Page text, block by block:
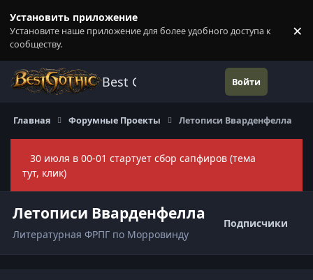
Установить приложение
Установите наше приложение для более удобного доступа к
сообществу.
×
Best Gothic Forums Войти
Главная Форумные Проекты Летописи Вварденфелла
30 июля в 00-01 стартует сбор сапфиров (тема
тут, клик)
Летописи Вварденфелла
Литературная ФРПГ по Морровинду
Подписчики